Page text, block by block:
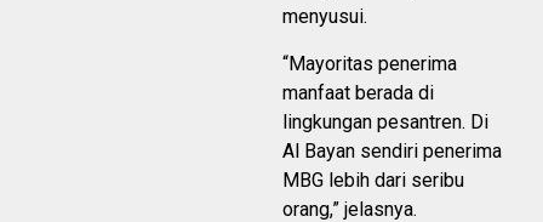
menyusui.
“Mayoritas penerima
manfaat berada di
lingkungan pesantren. Di
Al Bayan sendiri penerima
MBG lebih dari seribu
orang,” jelasnya.